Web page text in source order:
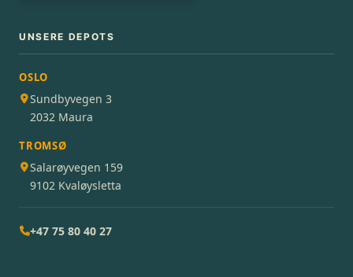
UNSERE DEPOTS
OSLO
Sundbyvegen 3
2032 Maura
TROMSØ
Salarøyvegen 159
9102 Kvaløysletta
+47 75 80 40 27